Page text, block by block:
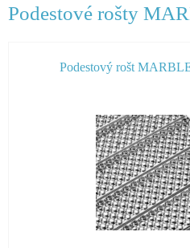
Podestové rošty
Podestový rošt